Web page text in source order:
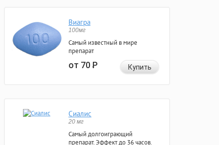
Виагра
100мг
Самый известный в мире
препарат
от 70Р Купить
Сиалис
20 мг
Самый долгоиграющий
препарат. Эффект до 36 часов.